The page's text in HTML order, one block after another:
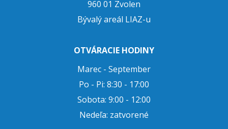
960 01 Zvolen
Bývalý areál LIAZ-u
OTVÁRACIE HODINY
Marec - September
Po - Pi: 8:30 - 17:00
Sobota: 9:00 - 12:00
Nedeľa: zatvorené